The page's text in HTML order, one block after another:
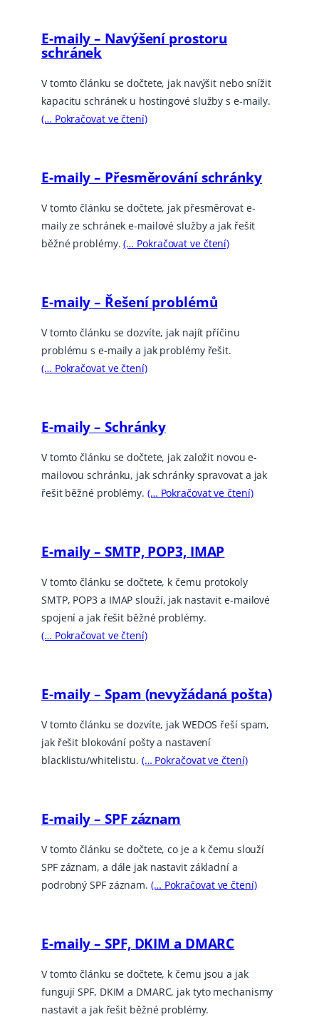
E-maily – Navýšení prostoru
schránek
V tomto článku se dočtete, jak navýšit nebo snížit
kapacitu schránek u hostingové služby s e-maily.
(… Pokračovat ve čtení)
E-maily – Přesměrování schránky
V tomto článku se dočtete, jak přesměrovat e-
maily ze schránek e-mailové služby a jak řešit
běžné problémy.(… Pokračovat ve čtení)
E-maily – Řešení problémů
V tomto článku se dozvíte, jak najít příčinu
problému s e-maily a jak problémy řešit.
(… Pokračovat ve čtení)
E-maily – Schránky
V tomto článku se dočtete, jak založit novou e-
mailovou schránku, jak schránky spravovat a jak
řešit běžné problémy. (… Pokračovat ve čtení)
E-maily – SMTP, POP3, IMAP
V tomto článku se dočtete, k čemu protokoly
SMTP, POP3 a IMAP slouží, jak nastavit e-mailové
spojení a jak řešit běžné problémy.
(… Pokračovat ve čtení)
E-maily – Spam (nevyžádaná pošta)
V tomto článku se dozvíte, jak WEDOS řeší spam,
jak řešit blokování pošty a nastavení
blacklistu/whitelistu. (… Pokračovat ve čtení)
E-maily – SPF záznam
V tomto článku se dočtete, co je a k čemu slouží
SPF záznam, a dále jak nastavit základní a
podrobný SPF záznam. (… Pokračovat ve čtení)
E-maily – SPF, DKIM a DMARC
V tomto článku se dočtete, k čemu jsou a jak
fungují SPF, DKIM a DMARC, jak tyto mechanismy
nastavit a jak řešit běžné problémy.